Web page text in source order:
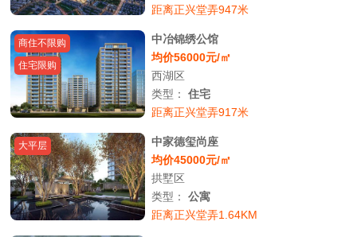
距离正兴堂弄947米
商住不限购
住宅限购
中冶锦绣公馆
均价56000元/㎡
西湖区
类型：住宅
距离正兴堂弄917米
大平层
中家德玺尚座
均价45000元/㎡
拱墅区
类型：公寓
距离正兴堂弄1.64KM